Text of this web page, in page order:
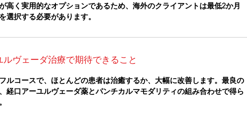
高く実用的なオプションであるため、海外のクライアントは最低2か月
選択する必要があります。
ルヴェーダ治療で期待できること
ルコースで、ほとんどの患者は治癒するか、大幅に改善します。最良の
経口アーユルヴェーダ薬とパンチカルマモダリティの組み合わせで得ら